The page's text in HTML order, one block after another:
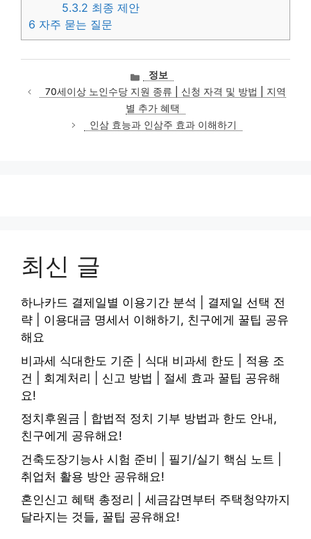
5.3.2 최종 제안
6 자주 묻는 질문
카
테
고
리
정보
70세이상 노인수당 지원 종류 | 신청 자격 및 방법 | 지역
별 추가 혜택
인삼 효능과 인삼주 효과 이해하기
최신 글
하나카드 결제일별 이용기간 분석 | 결제일 선택 전
략 | 이용대금 명세서 이해하기, 친구에게 꿀팁 공유
해요
비과세 식대한도 기준 | 식대 비과세 한도 | 적용 조
건 | 회계처리 | 신고 방법 | 절세 효과 꿀팁 공유해
요!
정치후원금 | 합법적 정치 기부 방법과 한도 안내,
친구에게 공유해요!
건축도장기능사 시험 준비 | 필기/실기 핵심 노트 |
취업처 활용 방안 공유해요!
혼인신고 혜택 총정리 | 세금감면부터 주택청약까지
달라지는 것들, 꿀팁 공유해요!